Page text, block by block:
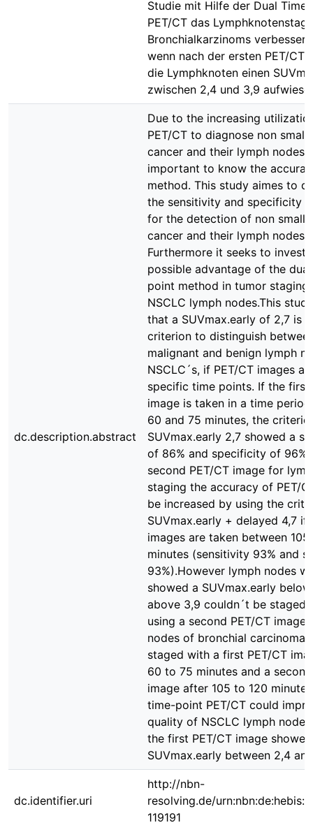
Studie mit Hilfe der Dual
PET/CT das
Bronchialkarzinoms
wenn nach der ersten PET/CT-
die Lymphknoten einen
zwischen 2,4 und 3,9
dc.description.abstract
Due to the increasing
PET/CT to diagnose non small
cancer and their lymph nodes
important to know the
method. This study aimes to
the sensitivity and specificity
for the detection of non small
cancer and their lymph nodes.
Furthermore it seeks to
possible advantage of the
point method in tumor staging
NSCLC lymph nodes.This
that a SUVmax.early of 2,7 is
criterion to distinguish
malignant and benign lymph
NSCLC´s, if PET/CT images
specific time points. If the first
image is taken in a time
60 and 75 minutes, the
SUVmax.early 2,7 showed a
of 86% and specificity of
second PET/CT image for
staging the accuracy of PET/
be increased by using the
SUVmax.early + delayed 4,7 if
images are taken between 105
minutes (sensitivity 93% and
93%).However lymph nodes
showed a SUVmax.early
above 3,9 couldn´t be staged
using a second PET/CT
nodes of bronchial carcinoma
staged with a first PET/CT
60 to 75 minutes and a
image after 105 to 120
time-point PET/CT could
quality of NSCLC lymph node
the first PET/CT image
SUVmax.early between 2,4
dc.identifier.uri
http://nbn-
resolving.de/
119191